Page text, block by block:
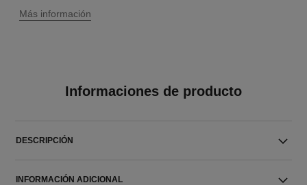
↩
Más información
Informaciones de producto
DESCRIPCIÓN
INFORMACIÓN ADICIONAL